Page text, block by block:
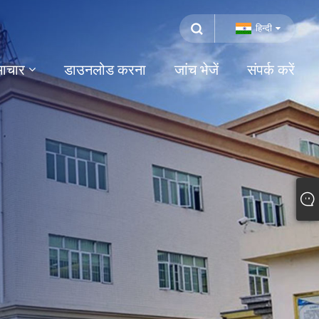
हिन्दी
डाउनलोड करना जांच भेजें संपर्क करें